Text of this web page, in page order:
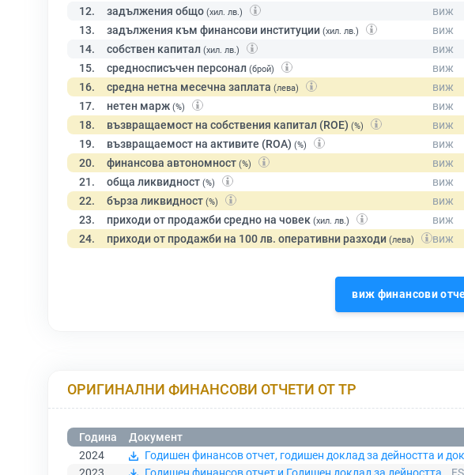
12. задължения общо (хил. лв.)
13. задължения към финансови институции (хил. лв.)
14. собствен капитал (хил. лв.)
15. средносписъчен персонал (брой)
16. средна нетна месечна заплата (лева)
17. нетен марж (%)
18. възвращаемост на собствения капитал (ROE) (%)
19. възвращаемост на активите (ROA) (%)
20. финансова автономност (%)
21. обща ликвидност (%)
22. бърза ликвидност (%)
23. приходи от продажби средно на човек (хил. лв.)
24. приходи от продажби на 100 лв. оперативни разходи (лева)
виж финансови
ОРИГИНАЛНИ ФИНАНСОВИ ОТЧЕТИ ОТ ТР
Година
Документ
2024
Годишен финансов отчет, годишен доклад за дейността и